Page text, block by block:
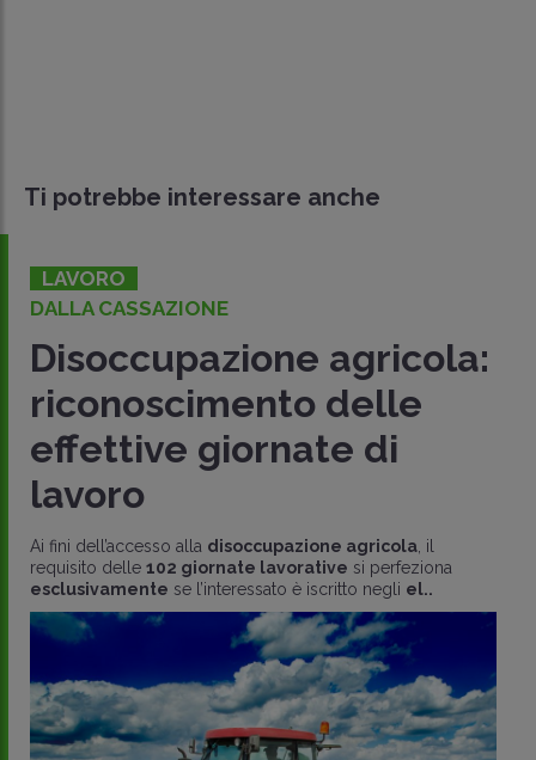
Ti potrebbe interessare anche
LAVORO
DALLA CASSAZIONE
Disoccupazione agricola:
riconoscimento delle
effettive giornate di
lavoro
Ai fini dell’accesso alla disoccupazione agricola , il
requisito delle 102 giornate lavorative si perfeziona
esclusivamente se l’interessato è iscritto negli el..